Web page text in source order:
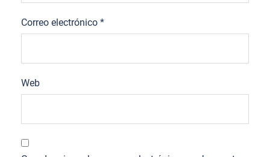
Correo electrónico *
Web